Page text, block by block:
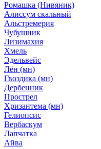
Ромашка (Нивяник)
Алиссум скальный
Альстремерия
Чубушник
Лизимахия
Хмель
Эдельвейс
Лён (мн)
Гвоздика (мн)
Дербенник
Прострел
Хризантема (мн)
Гелиопсис
Вербаскум
Лапчатка
Айва